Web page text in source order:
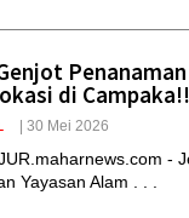
di Campaka!!
| 30 Mei 2026
-
Yayasan Alam . . .